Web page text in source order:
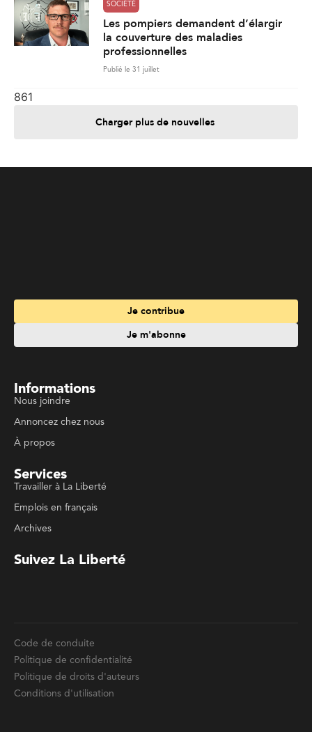
SOCIÉTÉ
Les pompiers demandent d’élargir
la couverture des maladies
professionnelles
Publié le 31 juillet
861
Charger plus de nouvelles
Informations
Services
Travailler à La Liberté
Emplois en français
Suivez La Liberté